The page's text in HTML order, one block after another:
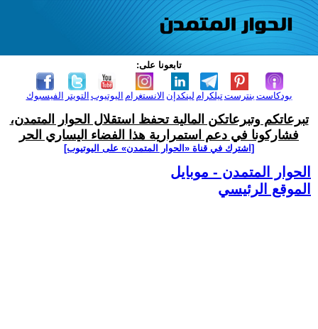
تابعونا على:
الفيسبوك التويتر اليوتيوب الانستغرام لينكدإن تيلكرامبنترست بودكاست
تبرعاتكم وتبرعاتكن المالية تحفظ استقلال الحوار المتمدن،
فشاركونا في دعم استمرارية هذا الفضاء اليساري الحر
[اشترك في قناة ‫«الحوار المتمدن» على اليوتيوب]
الحوار المتمدن - موبايل
الموقع الرئيسي